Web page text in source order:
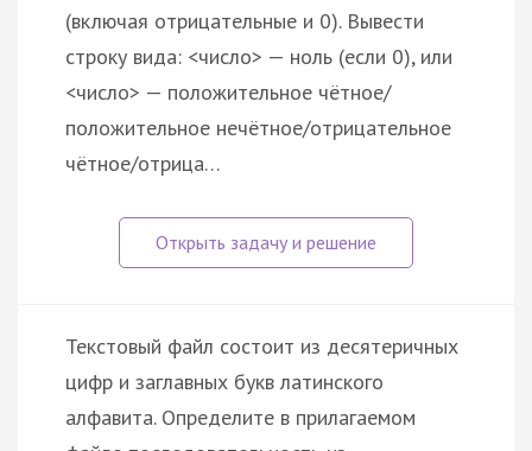
(включая отрицательные и 0). Вывести
строку вида: <число> — ноль (если 0), или
<число> — положительное чётное/
положительное нечётное/отрицательное
чётное/отрица…
Текстовый файл состоит из десятеричных
цифр и заглавных букв латинского
алфавита. Определите в прилагаемом